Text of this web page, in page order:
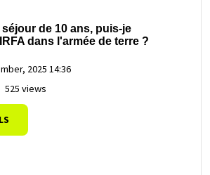
de 10 ans, puis-je
dans l'armée de terre ?
2025 14:36
525 views